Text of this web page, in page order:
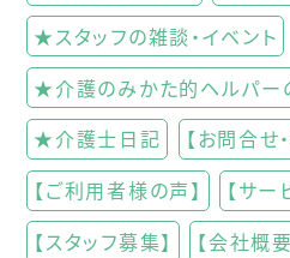
★スタッフの雑談・イベント
★介護のみかた的ヘルパー
★介護士日記
【お問合せ
【ご利用者様の声】
【サー
【スタッフ募集】
【会社概